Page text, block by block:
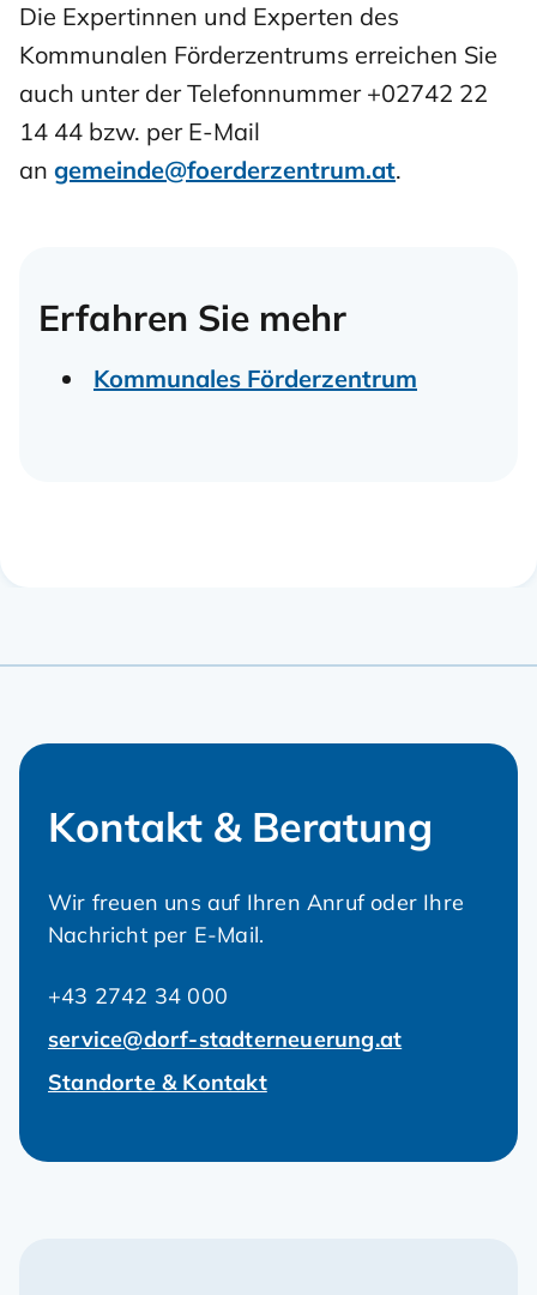
Die Expertinnen und Experten des
Kommunalen Förderzentrums erreichen Sie
auch unter der Telefonnummer +02742 22
14 44 bzw. per E-Mail
an gemeinde@foerderzentrum.at.
Erfahren Sie mehr
Kommunales Förderzentrum
Kontakt & Beratung
Wir freuen uns auf Ihren Anruf oder Ihre
Nachricht per E-Mail.
+43 2742 34 000
service@dorf-stadterneuerung.at
Standorte & Kontakt